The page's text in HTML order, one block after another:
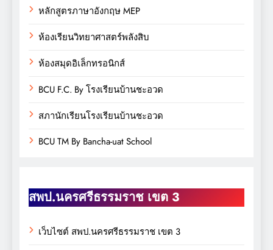
หลักสูตรภาษาอังกฤษ MEP
ห้องเรียนวิทยาศาสตร์พลังสิบ
ห้องสมุดอิเล็กทรอนิกส์
BCU F.C. By โรงเรียนบ้านชะอวด
สภานักเรียนโรงเรียนบ้านชะอวด
BCU TM By Bancha-uat School
สพป.นครศรีธรรมราช เขต 3
เว็บไซต์ สพป.นครศรีธรรมราช เขต 3